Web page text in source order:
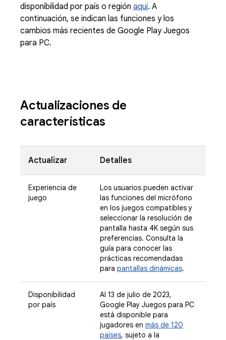
disponibilidad por país o región aquí. A
continuación, se indican las funciones y los
cambios más recientes de Google Play Juegos
para PC.
Actualizaciones de
características
Actualizar Detalles
Experiencia de
juego
Los usuarios pueden activar
las funciones del micrófono
en los juegos compatibles y
seleccionar la resolución de
pantalla hasta 4K según sus
preferencias. Consulta la
guía para conocer las
prácticas recomendadas
para pantallas dinámicas.
Disponibilidad
por país
Al 13 de julio de 2023,
Google Play Juegos para PC
está disponible para
jugadores en más de 120
países, sujeto a la